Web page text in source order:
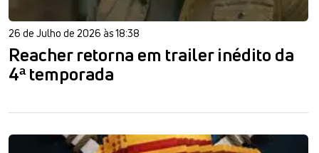
26 de Julho de 2026 às 18:38
Reacher retorna em trailer inédito da
4ª temporada